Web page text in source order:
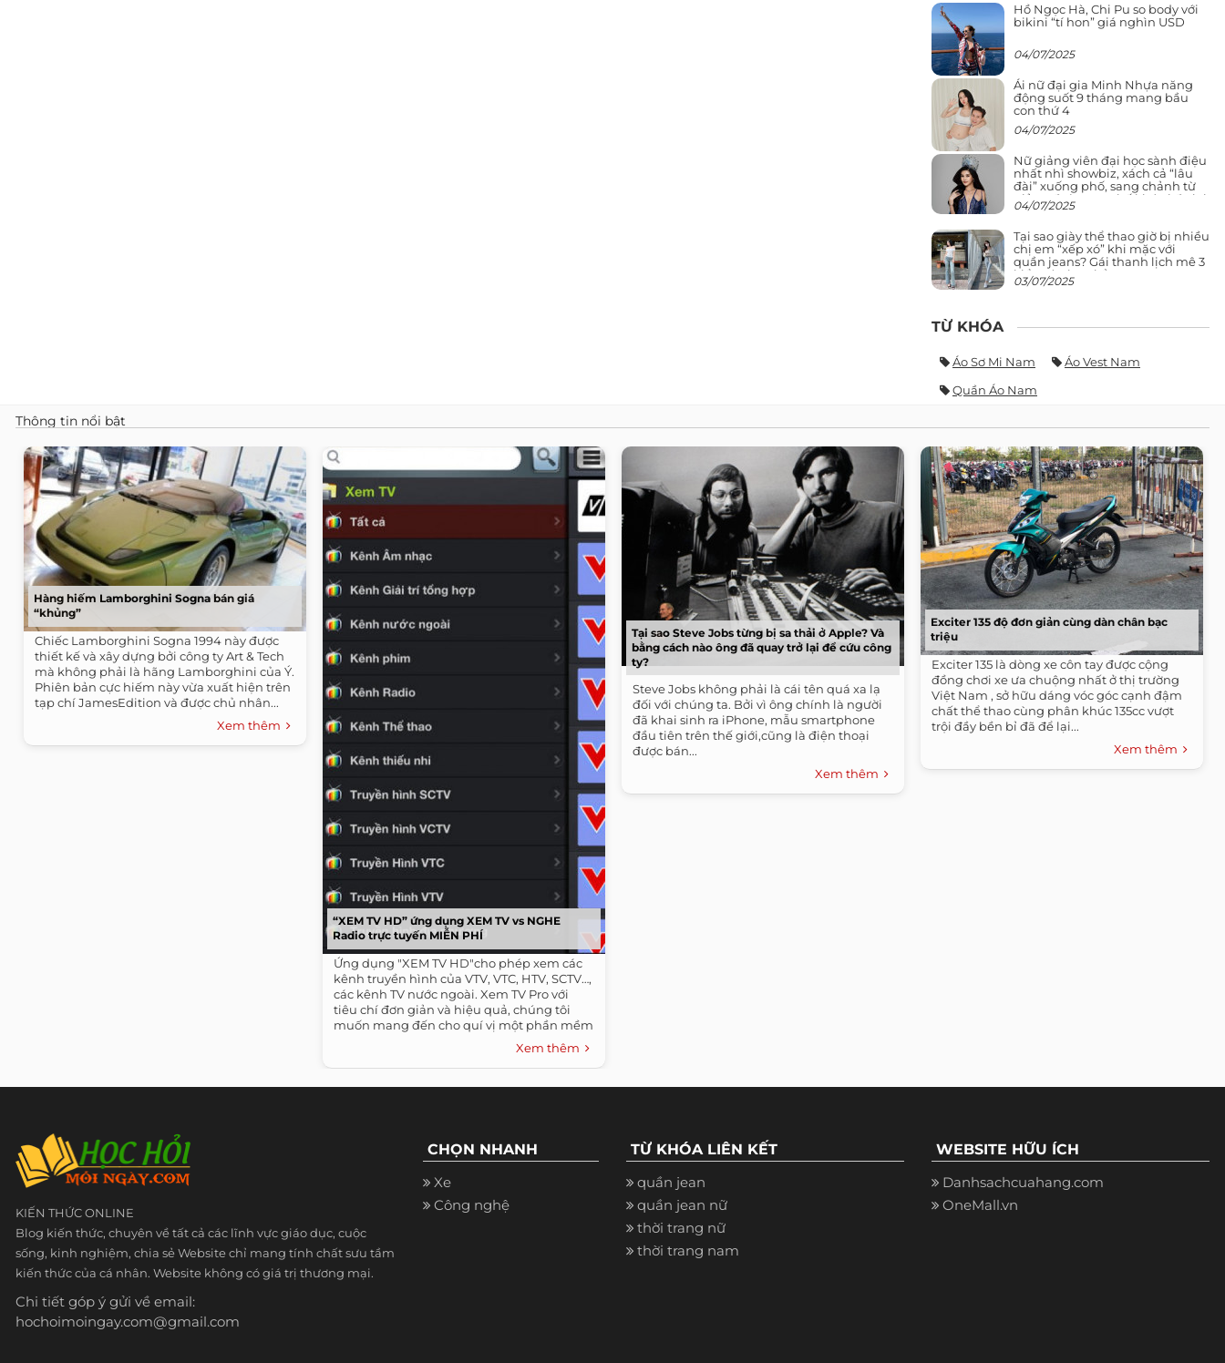
Hồ Ngọc Hà, Chi Pu so body với
bikini “tí hon” giá nghìn USD
04/07/2025
Ái nữ đại gia Minh Nhựa năng
động suốt 9 tháng mang bầu
con thứ 4
04/07/2025
Nữ giảng viên đại học sành điệu
nhất nhì showbiz, xách cả “lâu
đài” xuống phố, sang chảnh từ
giảng đường ra phố khó ai đọ lại
04/07/2025
Tại sao giày thể thao giờ bị nhiều
chị em “xếp xó” khi mặc với
quần jeans? Gái thanh lịch mê 3
kiểu này hơn hẳn
03/07/2025
TỪ KHÓA
Áo Sơ Mi Nam
Áo Vest Nam
Quần Áo Nam
Thông tin nổi bật
Hàng hiếm Lamborghini Sogna bán giá
“khủng”
Chiếc Lamborghini Sogna 1994 này được
thiết kế và xây dựng bởi công ty Art & Tech
mà không phải là hãng Lamborghini của Ý.
Phiên bản cực hiếm này vừa xuất hiện trên
tạp chí JamesEdition và được chủ nhân...
Xem thêm
“XEM TV HD” ứng dụng XEM TV vs NGHE
Radio trực tuyến MIỄN PHÍ
Ứng dụng "XEM TV HD"cho phép xem các
kênh truyền hình của VTV, VTC, HTV, SCTV…,
các kênh TV nước ngoài. Xem TV Pro với
tiêu chí đơn giản và hiệu quả, chúng tôi
muốn mang đến cho quí vị một phần mềm
Xem thêm
Tại sao Steve Jobs từng bị sa thải ở Apple? Và
bằng cách nào ông đã quay trở lại để cứu công
ty?
Steve Jobs không phải là cái tên quá xa lạ
đối với chúng ta. Bởi vì ông chính là người
đã khai sinh ra iPhone, mẫu smartphone
đầu tiên trên thế giới,cũng là điện thoại
được bán...
Xem thêm
Exciter 135 độ đơn giản cùng dàn chân bạc
triệu
Exciter 135 là dòng xe côn tay được cộng
đồng chơi xe ưa chuộng nhất ở thị trường
Việt Nam , sở hữu dáng vóc góc cạnh đậm
chất thể thao cùng phân khúc 135cc vượt
trội đầy bền bỉ đã để lại...
Xem thêm
KIẾN THỨC ONLINE
Blog kiến thức, chuyên về tất cả các lĩnh vực giáo dục, cuộc
sống, kinh nghiệm, chia sẻ Website chỉ mang tính chất sưu tầm
kiến thức của cá nhân. Website không có giá trị thương mại.
Chi tiết góp ý gửi về email:
hochoimoingay.com@gmail.com
CHỌN NHANH
Xe
Công nghệ
TỪ KHÓA LIÊN KẾT
quần jean
quần jean nữ
thời trang nữ
thời trang nam
WEBSITE HỮU ÍCH
Danhsachcuahang.com
OneMall.vn